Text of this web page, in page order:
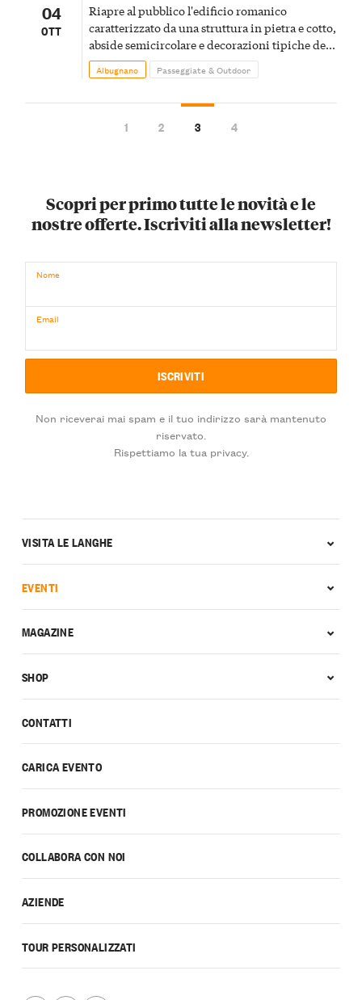
04
OTT
Riapre al pubblico l'edificio romanico
caratterizzato da una struttura in pietra e cotto,
abside semicircolare e decorazioni tipiche del
romanico astigiano
Albugnano Passeggiate & Outdoor
1 2 3 4
Scopri per primo tutte le novità e le
nostre offerte. Iscriviti alla newsletter!
Nome
Email
Non riceverai mai spam e il tuo indirizzo sarà mantenuto
riservato.
Rispettiamo la tua privacy.
CONTATTI
CARICA EVENTO
PROMOZIONE EVENTI
COLLABORA CON NOI
AZIENDE
TOUR PERSONALIZZATI
VISITA LE LANGHE
EVENTI
MAGAZINE
SHOP